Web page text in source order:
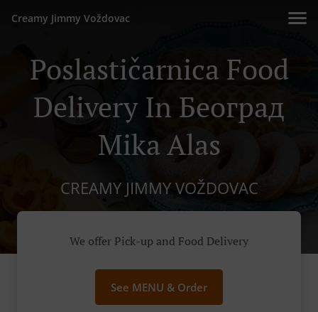
Creamy Jimmy Voždovac
Poslastičarnica Food
Delivery In Београд
Mika Alas
CREAMY JIMMY VOŽDOVAC
We offer Pick-up and Food Delivery
See MENU & Order